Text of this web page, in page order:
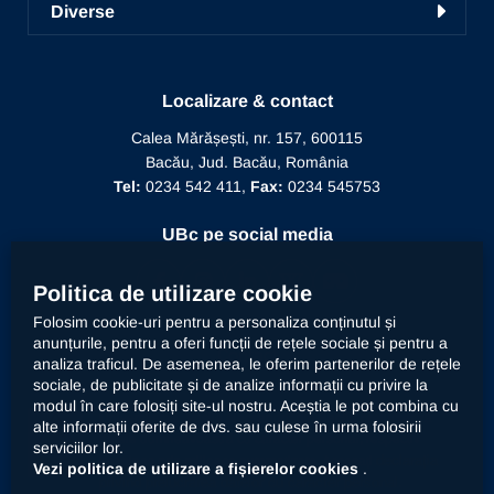
Învățământ la distanță
Manifestări științifice
Editura Alma Mater
Relații internaționale
Informații de interes public
Diverse
Recunoaștere funcție didactică
Recunoaștere conducător doctorat
Localizare & contact
Calea Mărășești, nr. 157, 600115
Bacău, Jud. Bacău, România
Tel: 0234 542 411, Fax: 0234 545753
UBc pe social media
Contact
Universitatea „Vasile Alecsandri” din Bacău prelucrează
datele dumneavoastră cu caracter personal, respectiv
imaginea prin mijloace automatizate. Accesați
privind prelucrarea datelor cu caracter personal
Politica de utilizare cookie
Folosim cookie-uri pentru a personaliza conținutul și
anunțurile, pentru a oferi funcții de rețele sociale și pentru a
analiza traficul. De asemenea, le oferim partenerilor de rețele
sociale, de publicitate și de analize informații cu privire la
modul în care folosiți site-ul nostru. Aceștia le pot combina cu
alte informații oferite de dvs. sau culese în urma folosirii
serviciilor lor.
Vezi politica de utilizare a fișierelor cookies .